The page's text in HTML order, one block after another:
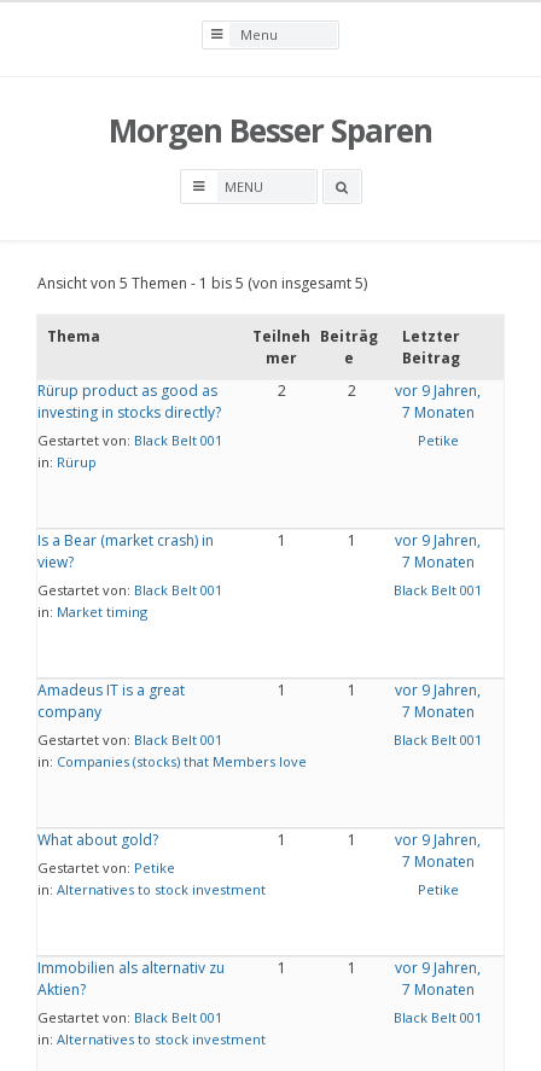
Morgen Besser Sparen
Ansicht von 5 Themen - 1 bis 5 (von insgesamt 5)
Thema
Teilneh
mer
Beiträg
e
Letzter
Beitrag
Rürup product as good as
investing in stocks directly?
Gestartet von: Black Belt 001
in: Rürup
2 2
vor 9 Jahren,
7 Monaten
Petike
Is a Bear (market crash) in
view?
Gestartet von: Black Belt 001
in: Market timing
1 1
vor 9 Jahren,
7 Monaten
Black Belt 001
Amadeus IT is a great
company
Gestartet von: Black Belt 001
in: Companies (stocks) that Members love
1 1
vor 9 Jahren,
7 Monaten
Black Belt 001
What about gold?
Gestartet von: Petike
in: Alternatives to stock investment
1 1
vor 9 Jahren,
7 Monaten
Petike
Immobilien als alternativ zu
Aktien?
Gestartet von: Black Belt 001
in: Alternatives to stock investment
1 1
vor 9 Jahren,
7 Monaten
Black Belt 001